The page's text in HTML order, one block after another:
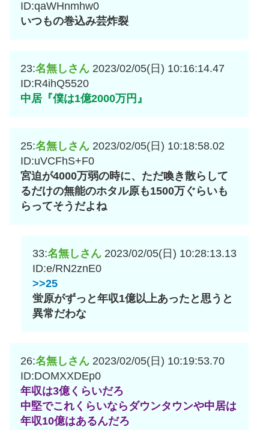
ID:qaWHnmhw0
いつもの巻込み芸炸裂
23:名無しさん 2023/02/05(日) 10:16:14.47
ID:R4ihQ5520
中居『僕は1億2000万円』
25:名無しさん 2023/02/05(日) 10:18:58.02
ID:uVCFhS+F0
宮迫が4000万弱の時に、ただ喚き散らして
るだけの無能のホタル原も1500万ぐらいも
らってそうだよね
33:名無しさん 2023/02/05(日) 10:28:13.13
ID:e/RN2znE0
>>25
蛍原がずっと年収1億以上あったと思うと
異常だわな
26:名無しさん 2023/02/05(日) 10:19:53.70
ID:DOMXXDEp0
年収は3億くらいだろ
中堅でこれくらいならダウンタウンや中居は
年収10億はあるんだろ